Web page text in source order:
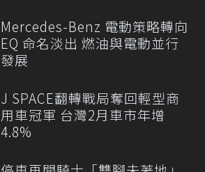
Mercedes-Benz 電動策略轉向
EQ 命名淡出 燃油與電動並行
發展
J SPACE翻轉戰局奪回輕型商
用車冠軍 台灣2月車市年增
4.8%